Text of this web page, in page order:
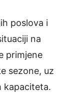
poslova i
na
primjene
sezone, uz
kapaciteta.